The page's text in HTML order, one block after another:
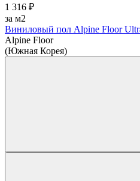
1 316 ₽
за м2
Виниловый пол Alpine Floor
Alpine Floor
(Южная Корея)